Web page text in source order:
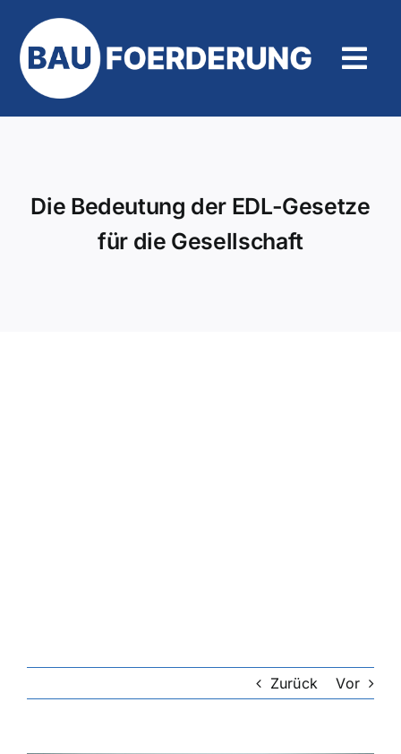
Inhalt
springen
Die Bedeutung der EDL-Gesetze
für die Gesellschaft
Zurück Vor